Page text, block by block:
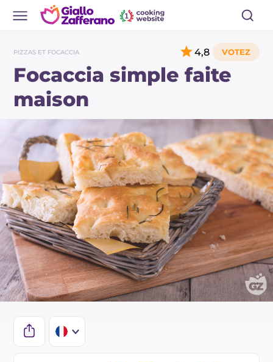
PIZZAS ET FOCACCIA
Focaccia simple faite
maison
4,8
IT